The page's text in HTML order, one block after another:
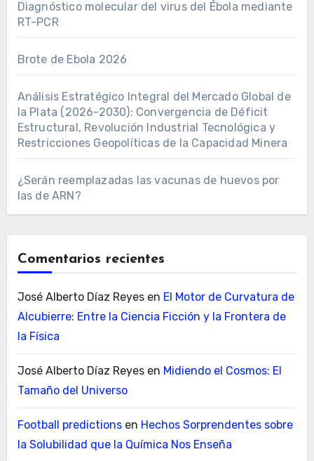
Diagnóstico molecular del virus del Ébola mediante
RT-PCR
Brote de Ebola 2026
Análisis Estratégico Integral del Mercado Global de
la Plata (2026-2030): Convergencia de Déficit
Estructural, Revolución Industrial Tecnológica y
Restricciones Geopolíticas de la Capacidad Minera
¿Serán reemplazadas las vacunas de huevos por
las de ARN?
Comentarios recientes
José Alberto Díaz Reyesen El Motor de Curvatura de
Alcubierre: Entre la Ciencia Ficción y la Frontera de
la Física
José Alberto Díaz Reyesen Midiendo el Cosmos: El
Tamaño del Universo
Football predictionsen Hechos Sorprendentes sobre
la Solubilidad que la Química Nos Enseña